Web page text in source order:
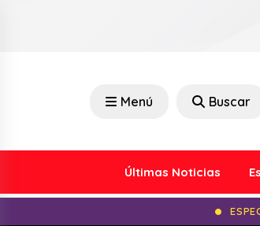
Menú Buscar
Últimas Noticias